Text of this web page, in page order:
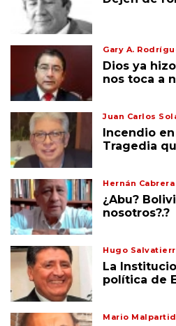
Gary A.
Dios ya
nos toca a
Juan Carlos
Incendio
Tragedia
Hernán Cabrera
¿Abu?
nosotros?.?
Hugo
La
política de
Mario